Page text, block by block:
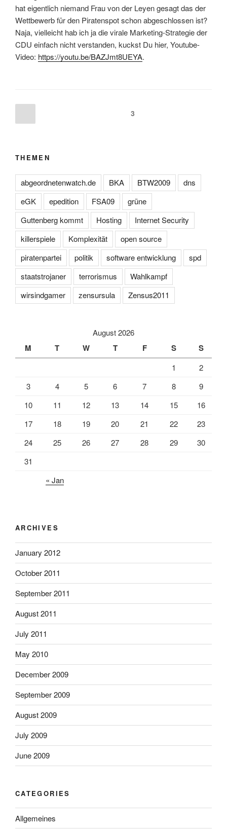
hat eigentlich niemand Frau von der Leyen gesagt das der
Wettbewerb für den Piratenspot schon abgeschlossen ist?
Naja, vielleicht hab ich ja die virale Marketing-Strategie der
CDU einfach nicht verstanden, kuckst Du hier, Youtube-
Video: https://youtu.be/BAZJmt8UEYA.
navigation
page
Page3
THEMEN
abgeordnetenwatch.de BKA BTW2009
dns
eGK
epedition FSA09
grüne
Guttenberg kommt
Hosting
Internet Security
killerspiele
Komplexität
open source
piratenpartei
politik software entwicklung
spd
staatstrojaner
terrorismus
Wahlkampf
wirsindgamer
zensursula Zensus2011
August 2026
M T W T F S S
1
2
3
4 5 6 7 8
9
10
11 12 13 14 15
16
17
18 19 20 21 22
23
24
25 26 27 28 29
30
31
« Jan
ARCHIVES
January 2012
October 2011
September 2011
August 2011
July 2011
May 2010
December 2009
September 2009
August 2009
July 2009
June 2009
CATEGORIES
Allgemeines